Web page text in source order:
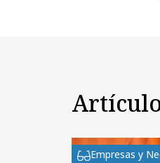
Empresas y